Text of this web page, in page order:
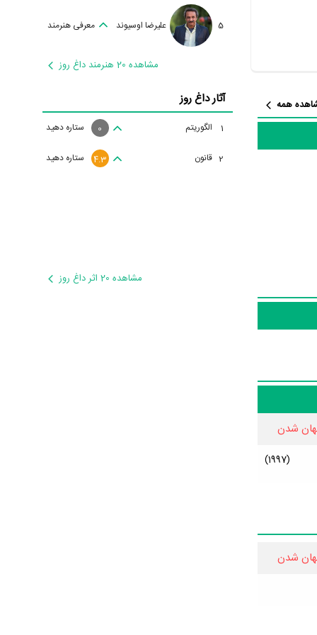
همه
شدن
(1997)
شدن
5 علیرضا اوسیوند معرفی هنرمند
مشاهده 20 هنرمند داغ روز
آثار داغ روز
1 الگوریتم ستاره دهید 0
2 قانون ستاره دهید 4.3
مشاهده 20 اثر داغ روز